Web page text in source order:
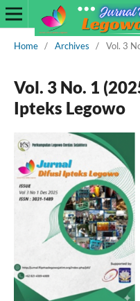
Home / Archives / Vol. 3
Vol. 3 No. 1
Ipteks Legowo